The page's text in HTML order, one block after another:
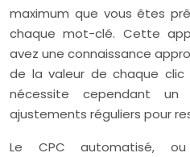
maximum que vous êtes
chaque mot-clé. Cette
avez une connaissance
de la valeur de chaque clic
nécessite cependant
ajustements réguliers pour
Le CPC automatisé,